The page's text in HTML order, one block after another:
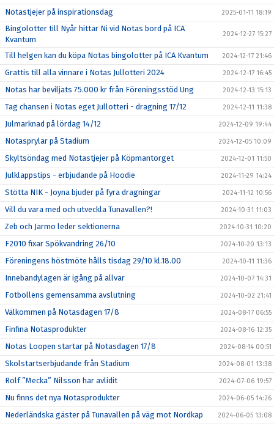
Notastjejer på inspirationsdag 2025-01-11 18:19
Bingolotter till Nyår hittar Ni vid Notas bord på ICA
Kvantum
2024-12-27 15:27
Till helgen kan du köpa Notas bingolotter på ICA Kvantum 2024-12-17 21:46
Grattis till alla vinnare i Notas Jullotteri 2024 2024-12-17 16:45
Notas har beviljats 75.000 kr från Föreningsstöd Ung 2024-12-13 15:13
Tag chansen i Notas eget Jullotteri - dragning 17/12 2024-12-11 11:38
Julmarknad på lördag 14/12 2024-12-09 19:44
Notasprylar på Stadium 2024-12-05 10:09
Skyltsöndag med Notastjejer på Köpmantorget 2024-12-01 11:50
Julklappstips - erbjudande på Hoodie 2024-11-29 14:24
Stötta NIK - Joyna bjuder på fyra dragningar 2024-11-12 10:56
Vill du vara med och utveckla Tunavallen?! 2024-10-31 11:03
Zeb och Jarmo leder sektionerna 2024-10-31 10:20
F2010 fixar Spökvandring 26/10 2024-10-20 13:13
Föreningens höstmöte hålls tisdag 29/10 kl.18.00 2024-10-11 11:36
Innebandylagen är igång på allvar 2024-10-07 14:31
Fotbollens gemensamma avslutning 2024-10-02 21:41
Välkommen på Notasdagen 17/8 2024-08-17 06:55
Finfina Notasprodukter 2024-08-16 12:35
Notas Loopen startar på Notasdagen 17/8 2024-08-14 00:51
Skolstartserbjudande från Stadium 2024-08-01 13:38
Rolf ”Mecka” Nilsson har avlidit 2024-07-06 19:57
Nu finns det nya Notasprodukter 2024-06-05 14:26
Nederländska gäster på Tunavallen på väg mot Nordkap 2024-06-05 13:08